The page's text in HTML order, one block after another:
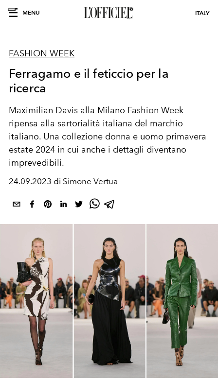
MENU ITALY
FASHION WEEK
Ferragamo e il feticcio per la
ricerca
Maximilian Davis alla Milano Fashion Week
ripensa alla sartorialità italiana del marchio
italiano. Una collezione donna e uomo primavera
estate 2024 in cui anche i dettagli diventano
imprevedibili.
24.09.2023 di Simone Vertua